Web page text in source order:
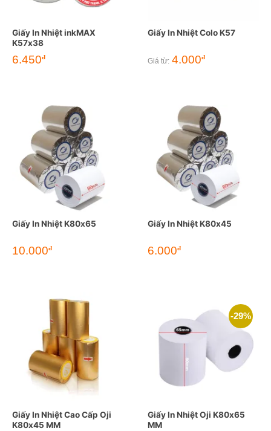
Giấy In Nhiệt inkMAX
K57x38
6.450đ
Giấy In Nhiệt Colo K57
Giá từ: 4.000đ
Giấy In Nhiệt K80x65
10.000đ
Giấy In Nhiệt K80x45
6.000đ
Giấy In Nhiệt Cao Cấp Oji
K80x45 MM
-29%
Giấy In Nhiệt Oji K80x65
MM